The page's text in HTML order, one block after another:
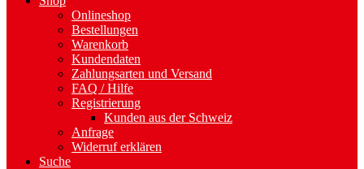
Onlineshop
Bestellungen
Warenkorb
Kundendaten
Zahlungsarten und Versand
FAQ / Hilfe
Registrierung
Kunden aus der Schweiz
Anfrage
Widerruf erklären
Suche